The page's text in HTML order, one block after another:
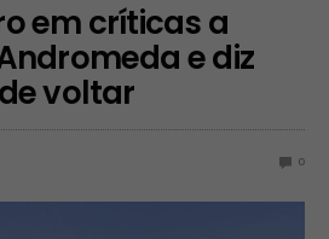
em críticas a
e diz
voltar
0